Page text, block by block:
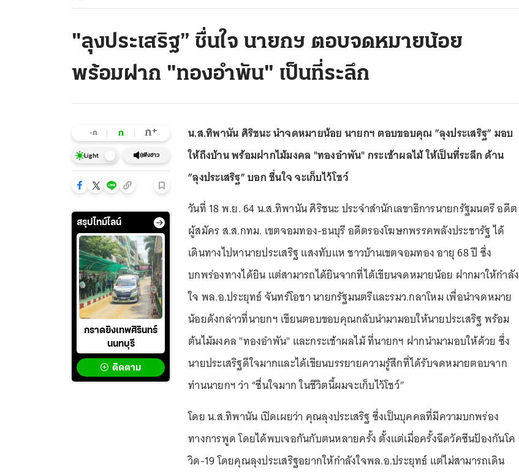
"ลุงประเสริฐ” ชื่นใจ นายกฯ ตอบจดหมายน้อย
พร้อมฝาก "ทองอำพัน" เป็นที่ระลึก
-ก ก ก+
Light ฟังข่าว
สรุปไทม์ไลน์
กราดยิงเทพศิรินทร์
นนทบุรี
ติดตาม
น.ส.ทิพานัน ศิริชนะ นำจดหมายน้อย นายกฯ ตอบขอบคุณ ”ลุงประเสริฐ” มอบ
ให้ถึงบ้าน พร้อมฝากไม้มงคล "ทองอำพัน" กระเช้าผลไม้ ให้เป็นที่ระลึก ด้าน
”ลุงประเสริฐ” บอก ชื่นใจ จะเก็บไว้โชว์
วันที่ 18 พ.ย. 64 น.ส.ทิพานัน ศิริชนะ ประจำสำนักเลขาธิการนายกรัฐมนตรี อดีต
ผู้สมัคร ส.ส.กทม. เขตจอมทอง-ธนบุรี อดีตรองโฆษกพรรคพลังประชารัฐ ได้
เดินทางไปหานายประเสริฐ แสงทับแห ชาวบ้านเขตจอมทอง อายุ 68 ปี ซึ่ง
บกพร่องทางได้ยิน แต่สามารถได้ยินจากที่ได้เขียนจดหมายน้อย ฝากมาให้กำลัง
ใจ พล.อ.ประยุทธ์ จันทร์โอชา นายกรัฐมนตรีและรมว.กลาโหม เพื่อนำจดหมาย
น้อยดังกล่าวที่นายกฯ เขียนตอบขอบคุณกลับนำมามอบให้นายประเสริฐ พร้อม
ต้นไม้มงคล "ทองอำพัน" และกระเช้าผลไม้ ที่นายกฯ ฝากนำมามอบให้ด้วย ซึ่ง
นายประเสริฐดีใจมากและได้เขียนบรรยายความรู้สึกที่ได้รับจดหมายตอบจาก
ท่านนายกฯ ว่า “ชื่นใจมาก ในชีวิตนี้ผมจะเก็บไว้โชว์"
โดย น.ส.ทิพานัน เปิดเผยว่า คุณลุงประเสริฐ ซึ่งเป็นบุคคลที่มีความบกพร่อง
ทางการพูด โดยได้พบเจอกันกับตนหลายครั้ง ตั้งแต่เมื่อครั้งฉีดวัคซีนป้องกันโค
วิด-19 โดยคุณลุงประเสริฐอยากให้กำลังใจพล.อ.ประยุทธ์ แต่ไม่สามารถเดิน